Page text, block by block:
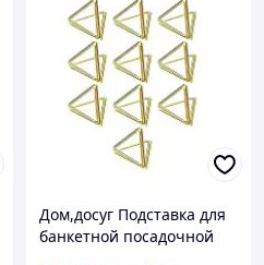
Дом,досуг Подставка для
банкетной посадочной